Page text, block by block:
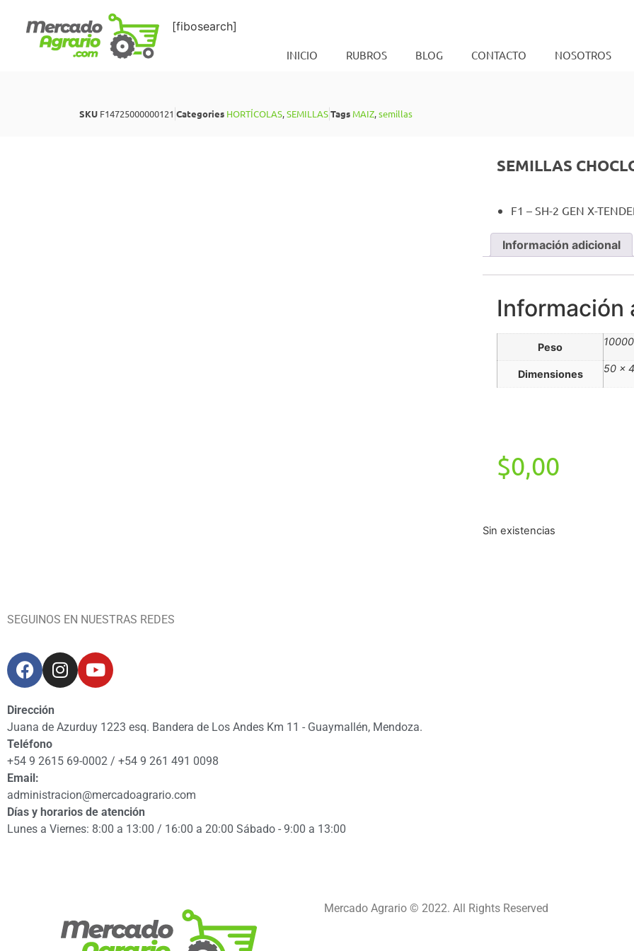
[fibosearch]
INICIO RUBROS BLOG CONTACTO NOSOTROS
SKU F14725000000121 Categories HORTÍCOLAS,SEMILLASTags MAIZ,semillas
SEMILLAS
F1 – SH-2 GEN X-
Información adicional
Información
Peso
Dimensiones 50 ×
$0,00
Sin existencias
SEGUINOS EN NUESTRAS REDES
Dirección
Juana de Azurduy 1223 esq. Bandera de Los Andes Km 11 - Guaymallén, Mendoza.
Teléfono
+54 9 2615 69-0002 / +54 9 261 491 0098
Email:
administracion@mercadoagrario.com
Días y horarios de atención
Lunes a Viernes: 8:00 a 13:00 / 16:00 a 20:00 Sábado - 9:00 a 13:00
Mercado Agrario © 2022. All Rights Reserved